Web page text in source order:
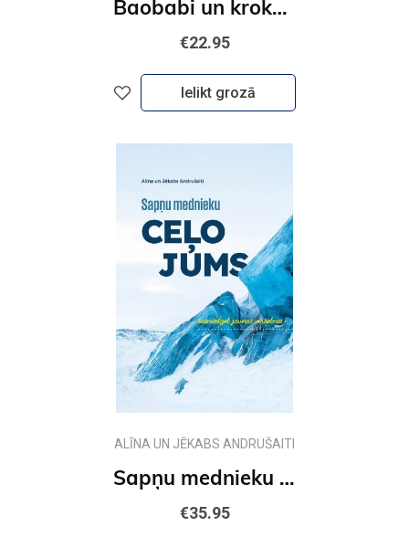
Baobabi un krokodili. Senegālas un Gambijas piezīmes
€22.95
Ielikt grozā
ALĪNA UN JĒKABS ANDRUŠAITI
Sapņu mednieku ceļojums. Sasniedzot jaunas virsotnes
€35.95